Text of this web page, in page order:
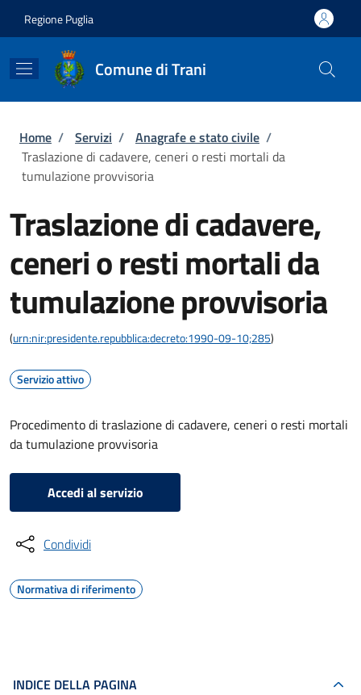
Regione Puglia
Comune di Trani
Briciole di pane
Home / Servizi / Anagrafe e stato civile /
Traslazione di cadavere, ceneri o resti mortali da
tumulazione provvisoria
Traslazione di cadavere,
ceneri o resti mortali da
tumulazione provvisoria
(urn:nir:presidente.repubblica:decreto:1990-09-10;285)
Servizio attivo
Procedimento di traslazione di cadavere, ceneri o resti mortali
da tumulazione provvisoria
Accedi al servizio
Condividi
Normativa di riferimento
INDICE DELLA PAGINA